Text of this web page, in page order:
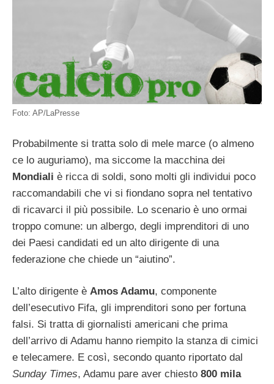
Foto: AP/LaPresse
Probabilmente si tratta solo di mele marce (o almeno
ce lo auguriamo), ma siccome la macchina dei
Mondiali è ricca di soldi, sono molti gli individui poco
raccomandabili che vi si fiondano sopra nel tentativo
di ricavarci il più possibile. Lo scenario è uno ormai
troppo comune: un albergo, degli imprenditori di uno
dei Paesi candidati ed un alto dirigente di una
federazione che chiede un “aiutino”.
L’alto dirigente è Amos Adamu, componente
dell’esecutivo Fifa, gli imprenditori sono per fortuna
falsi. Si tratta di giornalisti americani che prima
dell’arrivo di Adamu hanno riempito la stanza di cimici
e telecamere. E così, secondo quanto riportato dal
Sunday Times, Adamu pare aver chiesto 800 mila